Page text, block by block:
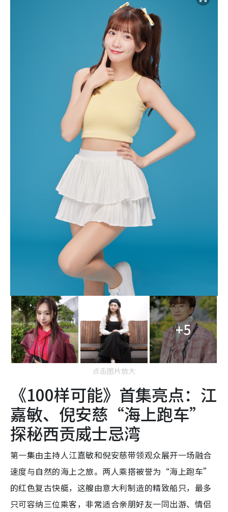
+5
点击图片放大
《100样可能》首集亮点：江
嘉敏、倪安慈“海上跑车”
探秘西贡威士忌湾
第一集由主持人江嘉敏和倪安慈带领观众展开一场融合
速度与自然的海上之旅。两人乘搭被誉为“海上跑车”
的红色复古快艇，这艘由意大利制造的精致船只，最多
只可容纳三位乘客，非常适合亲朋好友一同出游、情侣